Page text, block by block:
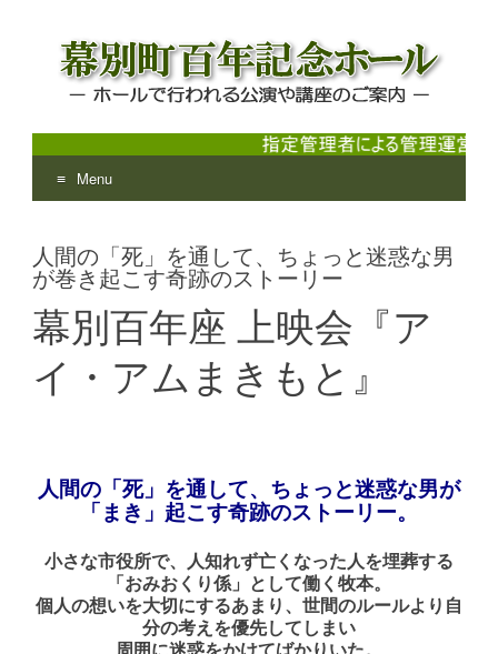
幕別町百年記念ホール
ホールで行われる公演や講座のご案内
Menu
to
content
人間の「死」を通して、ちょっと迷惑な男
が巻き起こす奇跡のストーリー
幕別百年座 上映会『ア
イ・アムまきもと』
人間の「死」を通して、ちょっと迷惑な男が
「まき」起こす奇跡のストーリー。
小さな市役所で、人知れず亡くなった人を埋葬する
「おみおくり係」として働く牧本。
個人の想いを大切にするあまり、世間のルールより自
分の考えを優先してしまい